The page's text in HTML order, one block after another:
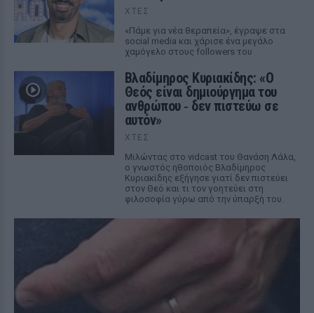
ΧΤΕΣ
«Πάμε για νέα θεραπεία», έγραψε στα
social media και χάρισε ένα μεγάλο
χαμόγελο στους followers του
Βλαδίμηρος Κυριακίδης: «Ο
Θεός είναι δημιούργημα του
ανθρώπου ‑ δεν πιστεύω σε
αυτόν»
ΧΤΕΣ
Μιλώντας στο vidcast του Θανάση Λάλα,
ο γνωστός ηθοποιός Βλαδίμηρος
Κυριακίδης εξήγησε γιατί δεν πιστεύει
στον Θεό και τι τον γοητεύει στη
φιλοσοφία γύρω από την ύπαρξή του.